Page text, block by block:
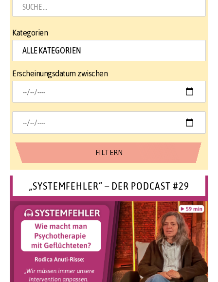
Kategorien
Erscheinungsdatum zwischen
„SYSTEMFEHLER“ – DER PODCAST #29